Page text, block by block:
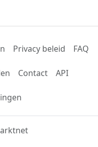
Privacy beleid FAQ
Contact API